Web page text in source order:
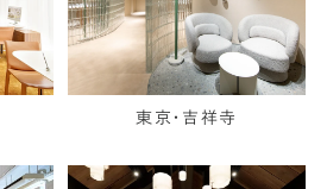
東京・吉祥寺